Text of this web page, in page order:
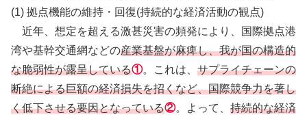
(1) 拠点機能の維持・回復(持続的な経済活動の観点)
近年、想定を超える激甚災害の頻発により、国際拠点港
湾や基幹交通網などの産業基盤が麻痺し、我が国の構造的
な脆弱性が露呈している①。これは、 サプライチェーンの
断絶による巨額の経済損失を招くなど、国際競争力を著し
く低下させる要因となっている②。よって、 持続的な経済